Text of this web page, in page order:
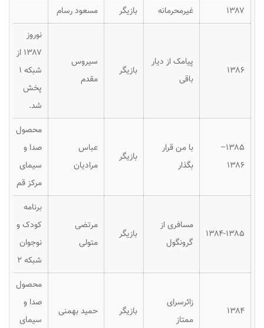
۱۳۸۷
غیرمحرمانه بازیگر مسعود رسام
۱۳۸۶
پیامک از دیار
باقی
بازیگر
سیروس
مقدم
نوروز
۱۳۸۷ از
شبکه ۱
پخش
شد.
۱۳۸۵–
۱۳۸۶
با من قرار
بگذار
بازیگر
عباس
مرادیان
محصول
صدا و
سیمای
مرکز قم
۱۳۸۴-۱۳۸۵
مسافری از
گرونگول
بازیگر
مرتضی
متولی
برنامه
کودک و
نوجوان
شبکه ۲
۱۳۸۴
زائرسرای
ممتاز
بازیگر حمید بهمنی
محصول
صدا و
سیمای